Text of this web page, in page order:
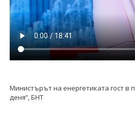
Министърът на енергетиката гост в
деня“, БНТ